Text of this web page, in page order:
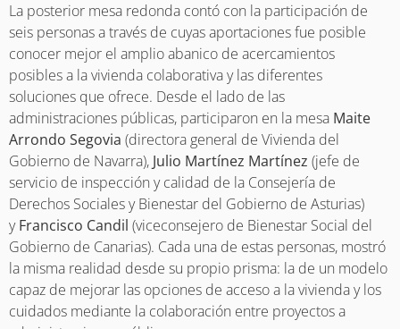
La posterior mesa redonda contó con la participación de
seis personas a través de cuyas aportaciones fue posible
conocer mejor el amplio abanico de acercamientos
posibles a la vivienda colaborativa y las diferentes
soluciones que ofrece. Desde el lado de las
administraciones públicas, participaron en la mesa Maite
Arrondo Segovia (directora general de Vivienda del
Gobierno de Navarra), Julio Martínez Martínez (jefe de
servicio de inspección y calidad de la Consejería de
Derechos Sociales y Bienestar del Gobierno de Asturias)
yFrancisco Candil (viceconsejero de Bienestar Social del
Gobierno de Canarias). Cada una de estas personas, mostró
la misma realidad desde su propio prisma: la de un modelo
capaz de mejorar las opciones de acceso a la vivienda y los
cuidados mediante la colaboración entre proyectos a